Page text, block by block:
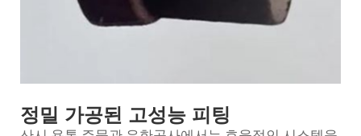
정밀 가공된 고성능 피팅